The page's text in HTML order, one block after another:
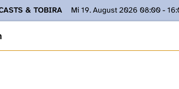
& TOBIRA
Mi 19. August 2026 08:00 -
nicht zur Verfügung stehen. Kontakt: